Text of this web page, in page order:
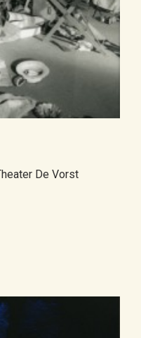
De Vorst